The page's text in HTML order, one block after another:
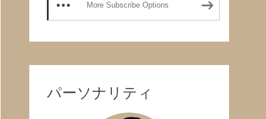
More Subscribe Options
パーソナリティ